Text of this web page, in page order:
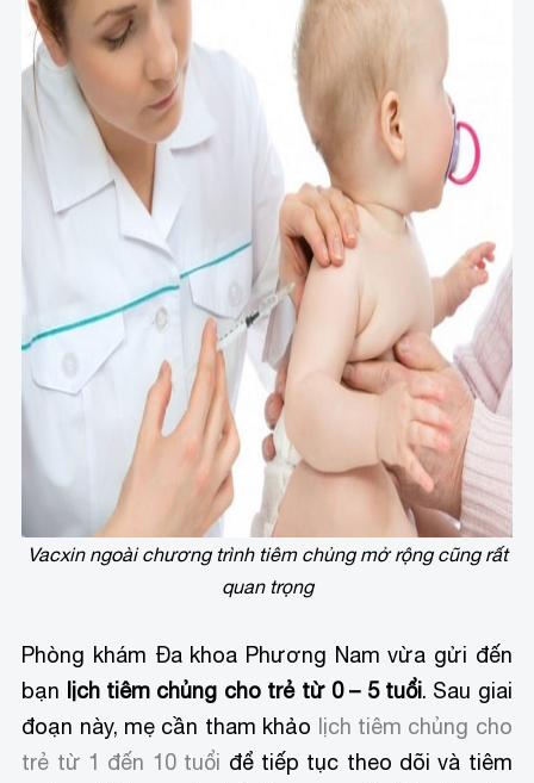
Vacxin ngoài chương trình tiêm chủng mở rộng cũng rất
quan trọng
Phòng khám Đa khoa Phương Nam vừa gửi đến
bạn lịch tiêm chủng cho trẻ từ 0 – 5 tuổi. Sau giai
đoạn này, mẹ cần tham khảo lịch tiêm chủng cho
trẻ từ 1 đến 10 tuổi để tiếp tục theo dõi và tiêm